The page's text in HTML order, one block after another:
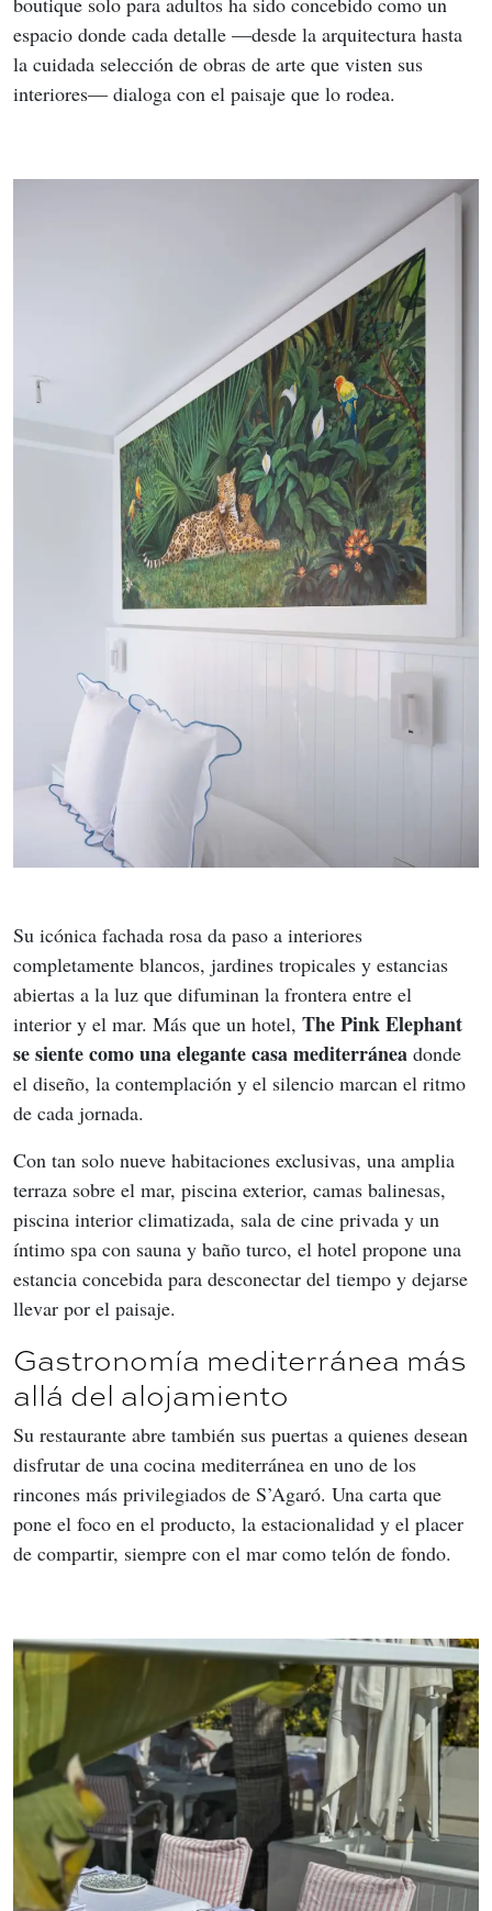
espacio donde cada detalle —desde la arquitectura hasta
la cuidada selección de obras de arte que visten sus
interiores— dialoga con el paisaje que lo rodea.
Su icónica fachada rosa da paso a interiores
completamente blancos, jardines tropicales y estancias
abiertas a la luz que difuminan la frontera entre el
interior y el mar. Más que un hotel, The Pink Elephant
se siente como una elegante casa mediterránea donde
el diseño, la contemplación y el silencio marcan el ritmo
de cada jornada.
Con tan solo nueve habitaciones exclusivas, una amplia
terraza sobre el mar, piscina exterior, camas balinesas,
piscina interior climatizada, sala de cine privada y un
íntimo spa con sauna y baño turco, el hotel propone una
estancia concebida para desconectar del tiempo y dejarse
llevar por el paisaje.
Gastronomía mediterránea más
allá del alojamiento
Su restaurante abre también sus puertas a quienes desean
disfrutar de una cocina mediterránea en uno de los
rincones más privilegiados de S’Agaró. Una carta que
pone el foco en el producto, la estacionalidad y el placer
de compartir, siempre con el mar como telón de fondo.